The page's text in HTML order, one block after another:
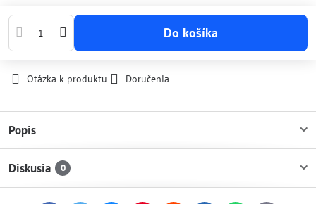
Do košíka
Otázka k produktu Doručenia
Popis
Diskusia 0